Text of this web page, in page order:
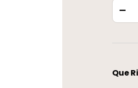
-
Que